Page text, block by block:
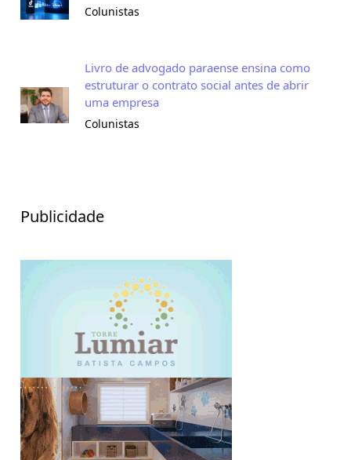
Colunistas
Livro de advogado paraense ensina como
estruturar o contrato social antes de abrir
uma empresa
Colunistas
Publicidade